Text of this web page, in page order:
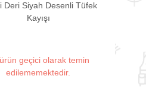
Deri Siyah Desenli Tüfek
Kayışı
geçici olarak temin
edilememektedir.